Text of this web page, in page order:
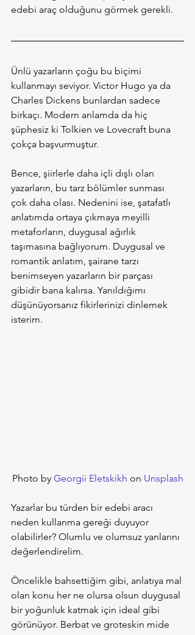
edebi araç olduğunu görmek gerekli.
Ünlü yazarların çoğu bu biçimi
kullanmayı seviyor. Victor Hugo ya da
Charles Dickens bunlardan sadece
birkaçı. Modern anlamda da hiç
şüphesiz ki Tolkien ve Lovecraft buna
çokça başvurmuştur.
Bence, şiirlerle daha içli dışlı olan
yazarların, bu tarz bölümler sunması
çok daha olası. Nedenini ise, şatafatlı
anlatımda ortaya çıkmaya meyilli
metaforların, duygusal ağırlık
taşımasına bağlıyorum. Duygusal ve
romantik anlatım, şairane tarzı
benimseyen yazarların bir parçası
gibidir bana kalırsa. Yanıldığımı
düşünüyorsanız fikirlerinizi dinlemek
isterim.
Photo by Georgii Eletskikh on Unsplash
Yazarlar bu türden bir edebi aracı
neden kullanma gereği duyuyor
olabilirler? Olumlu ve olumsuz yanlarını
değerlendirelim.
Öncelikle bahsettiğim gibi, anlatıya mal
olan konu her ne olursa olsun duygusal
bir yoğunluk katmak için ideal gibi
görünüyor. Berbat ve groteskin mide